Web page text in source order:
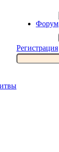
Форум
Регистрация